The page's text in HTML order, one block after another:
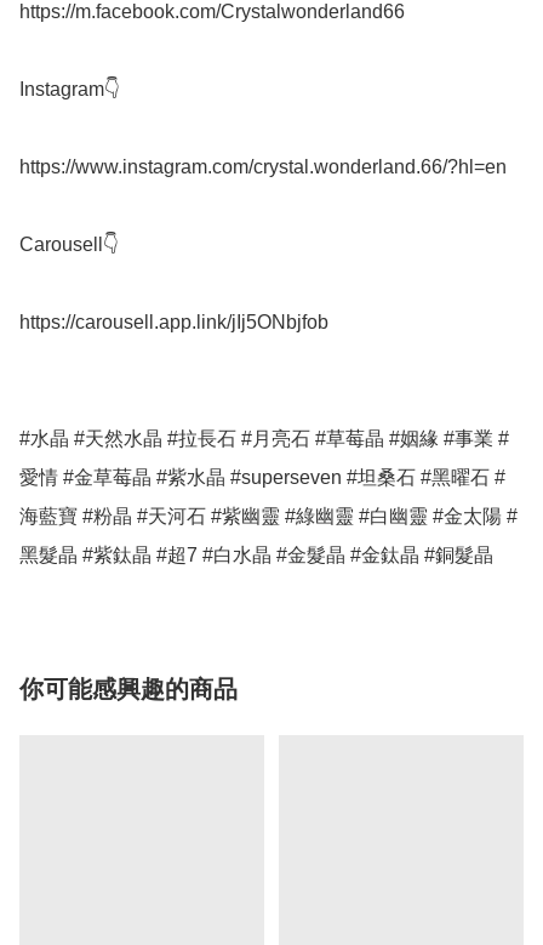
https://m.facebook.com/Crystalwonderland66
Instagram👇
https://www.instagram.com/crystal.wonderland.66/?hl=en
Carousell👇
https://carousell.app.link/jIj5ONbjfob
#水晶 #天然水晶 #拉長石 #月亮石 #草莓晶 #姻緣 #事業 #
愛情 #金草莓晶 #紫水晶 #superseven #坦桑石 #黑曜石 #
海藍寶 #粉晶 #天河石 #紫幽靈 #綠幽靈 #白幽靈 #金太陽 #
你可能感興趣的商品